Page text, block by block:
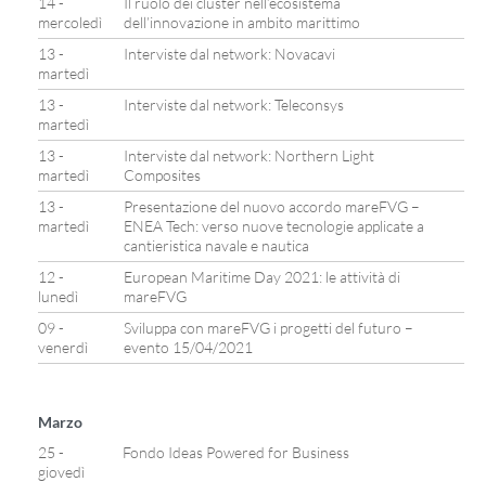
mercoledì
dell’innovazione in ambito marittimo
13 -
martedì
Interviste dal network: Novacavi
13 -
martedì
Interviste dal network: Teleconsys
13 -
martedì
Interviste dal network: Northern Light
Composites
13 -
martedì
Presentazione del nuovo accordo mareFVG –
ENEA Tech: verso nuove tecnologie applicate a
cantieristica navale e nautica
12 -
lunedì
European Maritime Day 2021: le attività di
mareFVG
09 -
venerdì
Sviluppa con mareFVG i progetti del futuro –
evento 15/04/2021
Marzo
25 -
giovedì
Fondo Ideas Powered for Business